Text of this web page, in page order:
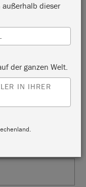
außerhalb dieser
der ganzen Welt.
IN IHRER